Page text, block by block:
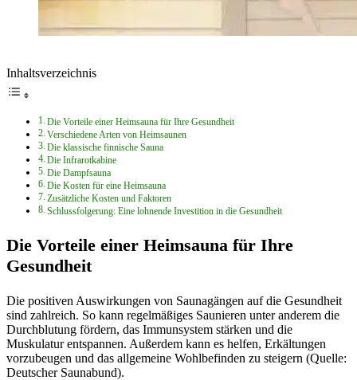
Inhaltsverzeichnis
Die Vorteile einer Heimsauna für Ihre Gesundheit
Verschiedene Arten von Heimsaunen
Die klassische finnische Sauna
Die Infrarotkabine
Die Dampfsauna
Die Kosten für eine Heimsauna
Zusätzliche Kosten und Faktoren
Schlussfolgerung: Eine lohnende Investition in die Gesundheit
Die Vorteile einer Heimsauna für Ihre
Gesundheit
Die positiven Auswirkungen von Saunagängen auf die Gesundheit
sind zahlreich. So kann regelmäßiges Saunieren unter anderem die
Durchblutung fördern, das Immunsystem stärken und die
Muskulatur entspannen. Außerdem kann es helfen, Erkältungen
vorzubeugen und das allgemeine Wohlbefinden zu steigern (Quelle:
Deutscher Saunabund).